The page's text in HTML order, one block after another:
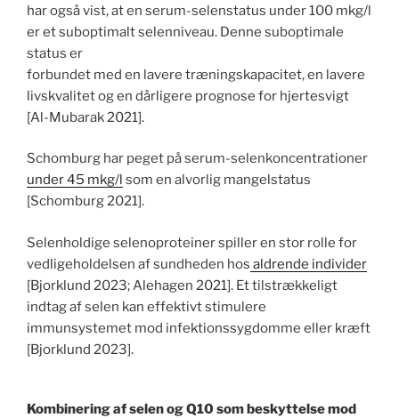
har også vist, at en serum-selenstatus under 100 mkg/l
er et suboptimalt selenniveau. Denne suboptimale
status er
forbundet med en lavere træningskapacitet, en lavere
livskvalitet og en dårligere prognose for hjertesvigt
[Al-Mubarak 2021].
Schomburg har peget på serum-selenkoncentrationer
under 45 mkg/l som en alvorlig mangelstatus
[Schomburg 2021].
Selenholdige selenoproteiner spiller en stor rolle for
vedligeholdelsen af sundheden hos aldrende individer
[Bjorklund 2023; Alehagen 2021]. Et tilstrækkeligt
indtag af selen kan effektivt stimulere
immunsystemet mod infektionssygdomme eller kræft
[Bjorklund 2023].
Kombinering af selen og Q10 som beskyttelse mod